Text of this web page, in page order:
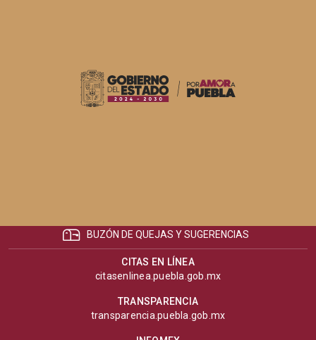
BUZÓN DE QUEJAS Y SUGERENCIAS
CITAS EN LÍNEA
citasenlinea.puebla.gob.mx
TRANSPARENCIA
transparencia.puebla.gob.mx